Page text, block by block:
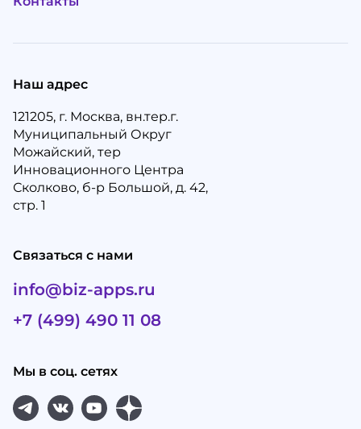
Наш адрес
121205, г. Москва, вн.тер.г.
Муниципальный Округ
Можайский, тер
Инновационного Центра
Сколково, б-р Большой, д. 42,
стр. 1
Связаться с нами
info@biz-apps.ru
+7 (499) 490 11 08
Мы в соц. сетях